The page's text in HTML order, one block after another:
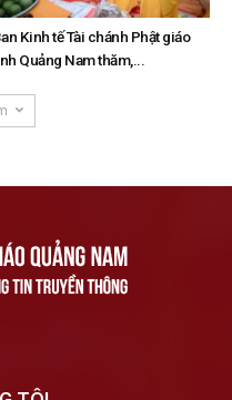
Kinh tế Tài chánh Phật giáo
Quảng Nam thăm,...